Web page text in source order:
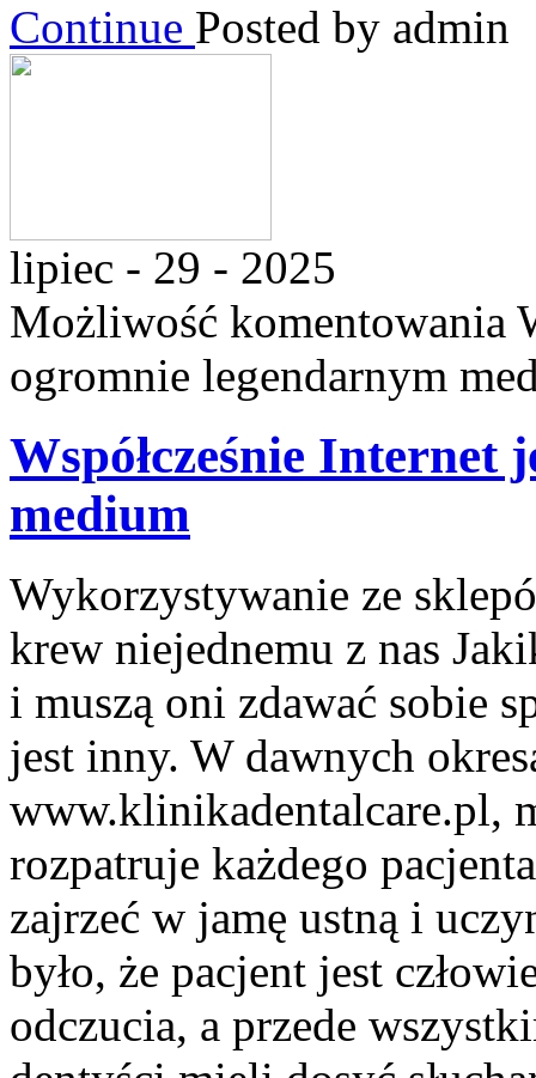
Continue Posted by admin
lipiec - 29 - 2025
Możliwość komentowania
ogromnie legendarnym
Współcześnie Internet
medium
Wykorzystywanie ze
krew niejednemu z nas
i muszą oni zdawać sobie
jest inny. W dawnych
www.klinikadentalcare.pl,
rozpatruje każdego
zajrzeć w jamę ustną i
było, że pacjent jest
odczucia, a przede